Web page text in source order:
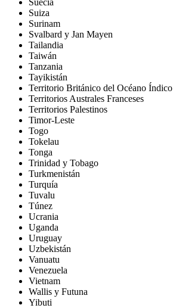
Suiza
Surinam
Svalbard y Jan Mayen
Tailandia
Taiwán
Tanzania
Tayikistán
Territorio Británico del Océano Índico
Territorios Australes Franceses
Territorios Palestinos
Timor-Leste
Togo
Tokelau
Tonga
Trinidad y Tobago
Turkmenistán
Turquía
Tuvalu
Túnez
Ucrania
Uganda
Uruguay
Uzbekistán
Vanuatu
Venezuela
Vietnam
Wallis y Futuna
Yibuti